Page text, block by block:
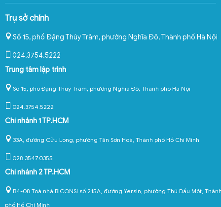
Trụ sở chính
Số 15, phố Đặng Thùy Trâm, phường Nghĩa Đô,Thành phố Hà Nội
024.3754.5222
Trung tâm lập trình
Số 15, phố Đặng Thùy Trâm, phường Nghĩa Đô, Thành phố Hà Nội
024.3754.5222
Chi nhánh 1 TP.HCM
33A, đường Cửu Long, phường Tân Sơn Hoà, Thành phố Hồ Chí Minh
028.3547.0355
Chi nhánh 2 TP.HCM
B4-08 Toà nhà BICONSI số 215A, đường Yersin, phường Thủ Dầu Một,
phố Hồ Chí Minh